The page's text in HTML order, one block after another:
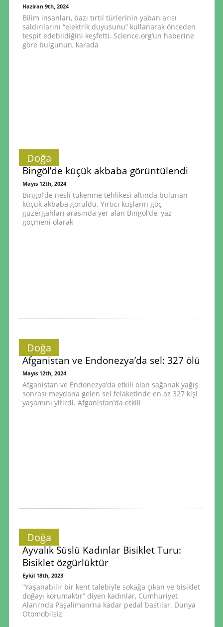
Haziran 9th, 2024
Bilim insanları, bazı tırtıl türlerinin yaban arısı
saldırılarını “elektrik duyusunu” kullanarak önceden
tespit edebildiğini keşfetti. Science.org’un haberine
göre bulgunun, karada
Doğa
Bingöl’de küçük akbaba görüntülendi
Mayıs 12th, 2024
Bingöl’de nesli tükenme tehlikesi altında bulunan
küçük akbaba görüldü. Yırtıcı kuşların göç
güzergahları arasında yer alan Bingöl’de, yaz
göçmeni olarak
Doğa
Afganistan ve Endonezya’da sel: 327 ölü
Mayıs 12th, 2024
Afganistan ve Endonezya’da etkili olan sağanak yağış
sonrası meydana gelen sel felaketinde en az 327 kişi
yaşamını yitirdi. Afganistan’da etkili
Doğa
Ayvalık Süslü Kadınlar Bisiklet Turu:
Bisiklet özgürlüktür
Eylül 18th, 2023
“Yaşanabilir bir kent talebiyle sokağa çıkan ve bisiklet
doğayı korumaktır” diyen kadınlar, Cumhuriyet
Alanı’nda Paşalimanı’na kadar pedal bastılar. Dünya
Otomobilsiz